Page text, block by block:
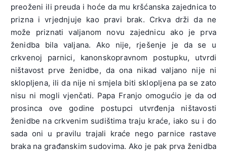
preoženi ili preuda i hoće da mu kršćanska zajednica to
prizna i vrjednjuje kao pravi brak. Crkva drži da ne
može priznati valjanom novu zajednicu ako je prva
ženidba bila valjana. Ako nije, rješenje je da se u
crkvenoj parnici, kanonskopravnom postupku, utvrdi
ništavost prve ženidbe, da ona nikad valjano nije ni
sklopljena, ili da nije ni smjela biti sklopljena pa se zato
nisu ni mogli vjenčati. Papa Franjo omogućio je da od
prosinca ove godine postupci utvrđenja ništavosti
ženidbe na crkvenim sudištima traju kraće, iako su i do
sada oni u pravilu trajali kraće nego parnice rastave
braka na građanskim sudovima. Ako je pak prva ženidba